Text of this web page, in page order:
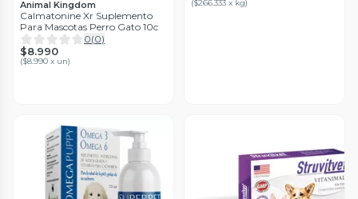
Animal Kingdom
Calmatonine Xr Suplemento
Para Mascotas Perro Gato 10c
0(0)
$8.990
($8.990 x un)
($266.333 x kg)